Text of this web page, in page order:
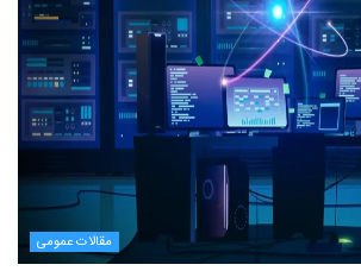
مقالات عمومی